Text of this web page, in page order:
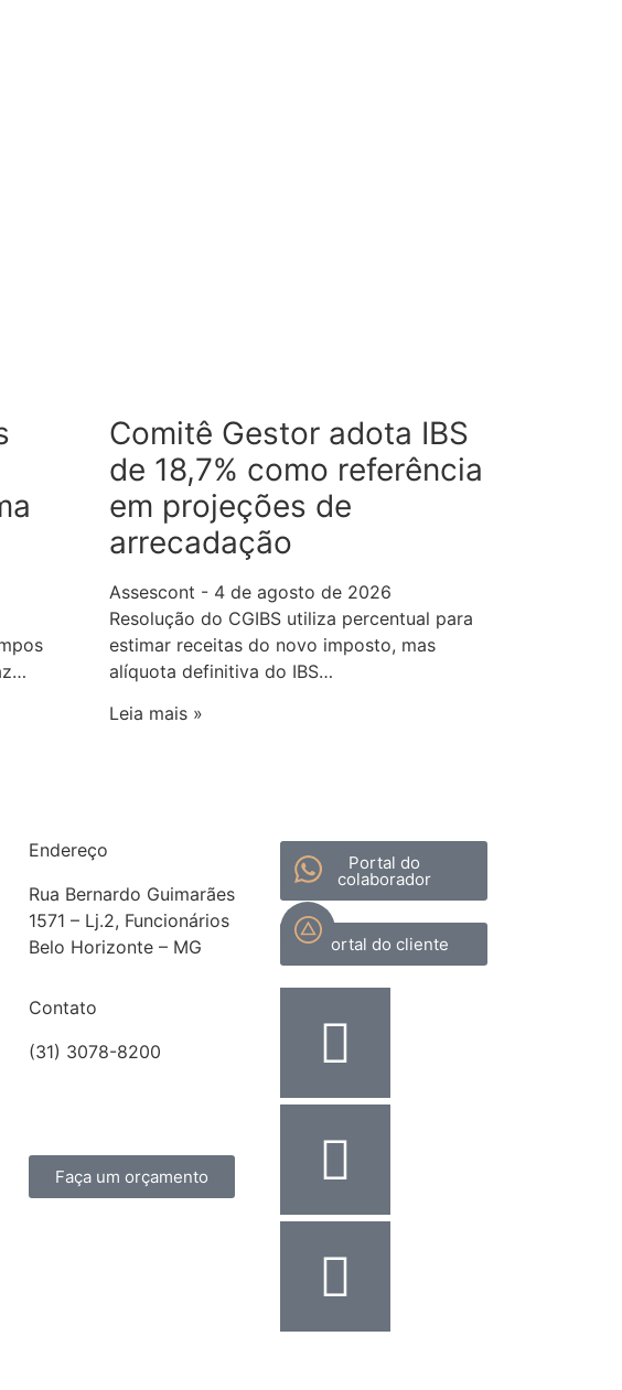
Comitê Gestor adota IBS
de 18,7% como referência
em projeções de
arrecadação
Assescont
4 de agosto de 2026
Resolução do CGIBS utiliza percentual para
estimar receitas do novo imposto, mas
alíquota definitiva do IBS…
Leia mais »
Endereço
Rua Bernardo Guimarães
1571 – Lj.2, Funcionários
Belo Horizonte – MG
Contato
(31) 3078-8200
Faça um orçamento
Portal do
colaborador
Portal do cliente